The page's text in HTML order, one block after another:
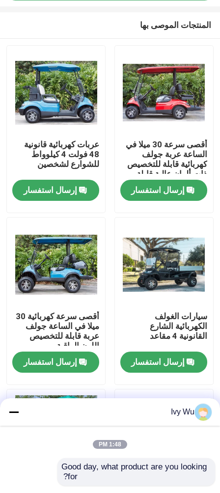
منتجات
معلومات عنا
مراقبة الجودة
اتصل بنا
مرايا جانبية لعربة الجولف
المنتجات الموصى بها
أقصى سرعة 30 ميلا في
الساعة عربة جولف
كهربائية قابلة للتخصيص
ذات ألوان عالية قابلة
للترقية
إرسال استفسار
عربات كهربائية قانونية
48 فولت 4 كيلوواط
للشوارع لشخصين
إرسال استفسار
سيارات الغولف
الكهربائية الشارع
القانونية 4 مقاعد
إرسال استفسار
أقصى سرعة كهربائية 30
ميلا في الساعة جولف
عربة قابلة للتخصيص
اللون الراقية
إرسال استفسار
Ivy Wu
1:48 PM
Good day, what product are you looking
for?